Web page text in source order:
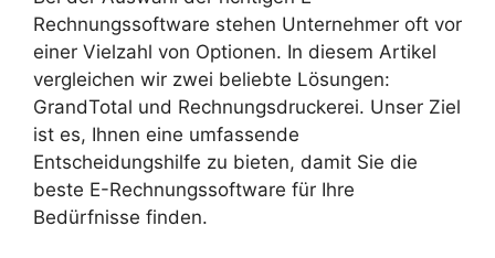
Rechnungssoftware stehen Unternehmer oft vor
einer Vielzahl von Optionen. In diesem Artikel
vergleichen wir zwei beliebte Lösungen:
GrandTotal und Rechnungsdruckerei. Unser Ziel
ist es, Ihnen eine umfassende
Entscheidungshilfe zu bieten, damit Sie die
beste E-Rechnungssoftware für Ihre
Bedürfnisse finden.